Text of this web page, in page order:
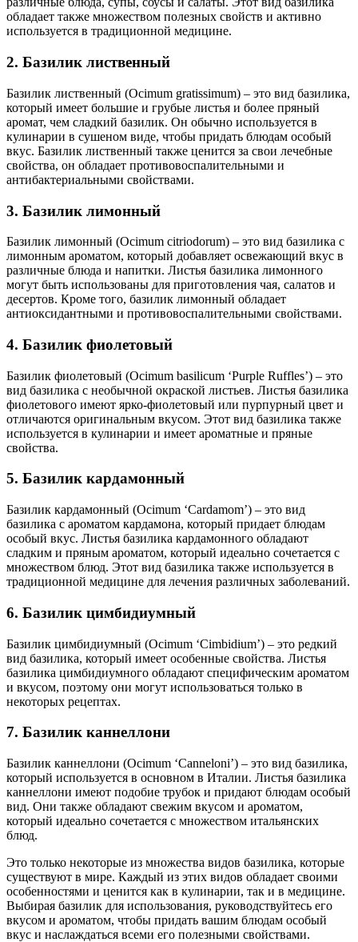
обладает также множеством полезных свойств и активно
используется в традиционной медицине.
2. Базилик лиственный
Базилик лиственный (Ocimum gratissimum) – это вид базилика,
который имеет большие и грубые листья и более пряный
аромат, чем сладкий базилик. Он обычно используется в
кулинарии в сушеном виде, чтобы придать блюдам особый
вкус. Базилик лиственный также ценится за свои лечебные
свойства, он обладает противовоспалительными и
антибактериальными свойствами.
3. Базилик лимонный
Базилик лимонный (Ocimum citriodorum) – это вид базилика с
лимонным ароматом, который добавляет освежающий вкус в
различные блюда и напитки. Листья базилика лимонного
могут быть использованы для приготовления чая, салатов и
десертов. Кроме того, базилик лимонный обладает
антиоксидантными и противовоспалительными свойствами.
4. Базилик фиолетовый
Базилик фиолетовый (Ocimum basilicum ‘Purple Ruffles’) – это
вид базилика с необычной окраской листьев. Листья базилика
фиолетового имеют ярко-фиолетовый или пурпурный цвет и
отличаются оригинальным вкусом. Этот вид базилика также
используется в кулинарии и имеет ароматные и пряные
свойства.
5. Базилик кардамонный
Базилик кардамонный (Ocimum ‘Cardamom’) – это вид
базилика с ароматом кардамона, который придает блюдам
особый вкус. Листья базилика кардамонного обладают
сладким и пряным ароматом, который идеально сочетается с
множеством блюд. Этот вид базилика также используется в
традиционной медицине для лечения различных заболеваний.
6. Базилик цимбидиумный
Базилик цимбидиумный (Ocimum ‘Cimbidium’) – это редкий
вид базилика, который имеет особенные свойства. Листья
базилика цимбидиумного обладают специфическим ароматом
и вкусом, поэтому они могут использоваться только в
некоторых рецептах.
7. Базилик каннеллони
Базилик каннеллони (Ocimum ‘Canneloni’) – это вид базилика,
который используется в основном в Италии. Листья базилика
каннеллони имеют подобие трубок и придают блюдам особый
вид. Они также обладают свежим вкусом и ароматом,
который идеально сочетается с множеством итальянских
блюд.
Это только некоторые из множества видов базилика, которые
существуют в мире. Каждый из этих видов обладает своими
особенностями и ценится как в кулинарии, так и в медицине.
Выбирая базилик для использования, руководствуйтесь его
вкусом и ароматом, чтобы придать вашим блюдам особый
вкус и наслаждаться всеми его полезными свойствами.